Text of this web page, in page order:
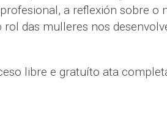
a reflexión sobre o
rol das mulleres nos
libre e gratuíto ata